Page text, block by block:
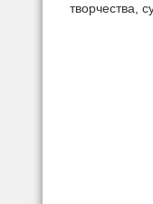
творчества,